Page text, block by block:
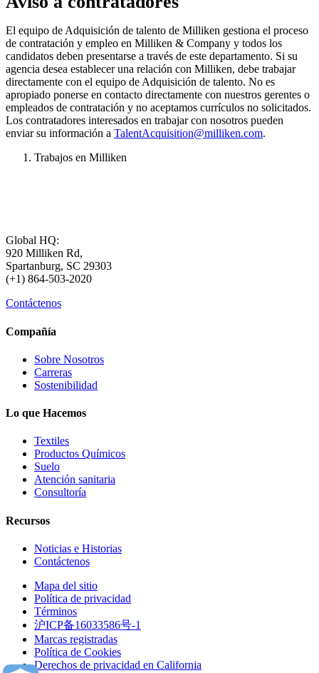
El equipo de Adquisición de talento de Milliken gestiona el proceso
de contratación y empleo en Milliken & Company y todos los
candidatos deben presentarse a través de este departamento. Si su
agencia desea establecer una relación con Milliken, debe trabajar
directamente con el equipo de Adquisición de talento. No es
apropiado ponerse en contacto directamente con nuestros gerentes o
empleados de contratación y no aceptamos currículos no solicitados.
Los contratadores interesados en trabajar con nosotros pueden
enviar su información a TalentAcquisition@milliken.com.
Trabajos en Milliken
Global HQ:
920 Milliken Rd,
Spartanburg, SC 29303
(+1) 864-503-2020
Contáctenos
Compañía
Sobre Nosotros
Carreras
Sostenibilidad
Lo que Hacemos
Textiles
Productos Químicos
Suelo
Atención sanitaria
Consultoría
Recursos
Noticias e Historias
Contáctenos
Mapa del sitio
Política de privacidad
Términos
沪ICP备16033586号-1
Marcas registradas
Política de Cookies
Derechos de privacidad en California